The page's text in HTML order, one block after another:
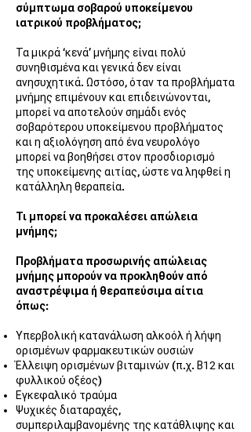
σύμπτωμα σοβαρού υποκείμενου
ιατρικού προβλήματος;
Τα μικρά ‘κενά’ μνήμης είναι πολύ
συνηθισμένα και γενικά δεν είναι
ανησυχητικά. Ωστόσο, όταν τα προβλήματα
μνήμης επιμένουν και επιδεινώνονται,
μπορεί να αποτελούν σημάδι ενός
σοβαρότερου υποκείμενου προβλήματος
και η αξιολόγηση από ένα νευρολόγο
μπορεί να βοηθήσει στον προσδιορισμό
της υποκείμενης αιτίας, ώστε να ληφθεί η
κατάλληλη θεραπεία.
Τι μπορεί να προκαλέσει απώλεια
μνήμης;
Προβλήματα προσωρινής απώλειας
μνήμης μπορούν να προκληθούν από
αναστρέψιμα ή θεραπεύσιμα αίτια
όπως:
Υπερβολική κατανάλωση αλκοόλ ή λήψη
ορισμένων φαρμακευτικών ουσιών
Έλλειψη ορισμένων βιταμινών (π.χ. Β12 και
φυλλικού οξέος)
Εγκεφαλικό τραύμα
Ψυχικές διαταραχές,
συμπεριλαμβανομένης της κατάθλιψης και